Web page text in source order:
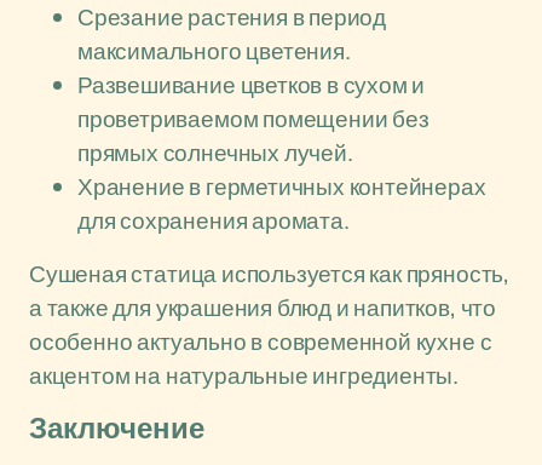
Срезание растения в период
максимального цветения.
Развешивание цветков в сухом и
проветриваемом помещении без
прямых солнечных лучей.
Хранение в герметичных контейнерах
для сохранения аромата.
Сушеная статица используется как пряность,
а также для украшения блюд и напитков, что
особенно актуально в современной кухне с
акцентом на натуральные ингредиенты.
Заключение